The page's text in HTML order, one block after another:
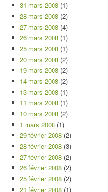
31 mars 2008 (1)
28 mars 2008 (2)
27 mars 2008 (4)
26 mars 2008 (1)
25 mars 2008 (1)
20 mars 2008 (2)
19 mars 2008 (2)
14 mars 2008 (2)
13 mars 2008 (1)
11 mars 2008 (1)
10 mars 2008 (2)
1 mars 2008 (1)
29 février 2008 (2)
28 février 2008 (3)
27 février 2008 (2)
26 février 2008 (2)
25 février 2008 (2)
21 février 2008 (1)